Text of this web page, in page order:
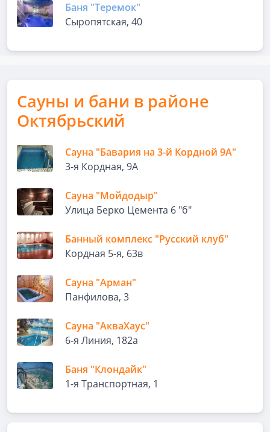
Баня "Теремок"
Сыропятская, 40
Сауны и бани в районе
Октябрьский
Сауна "Бавария на 3-й Кордной 9А"
3-я Кордная, 9А
Сауна "Мойдодыр"
Улица Берко Цемента 6 "б"
Банный комплекс "Русский клуб"
Кордная 5-я, 63в
Сауна "Арман"
Панфилова, 3
Сауна "АкваХаус"
6-я Линия, 182а
Баня "Клондайк"
1-я Транспортная, 1